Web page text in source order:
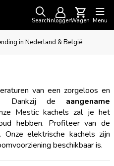
SearchInloggenWagen Menu
Voor outdoor avonturiers &
van een zorgeloos en
Dankzij de aangename
Mestic kachels zal je het
hebben. Profiteer van de
Onze elektrische kachels zijn
beschikbaar is.